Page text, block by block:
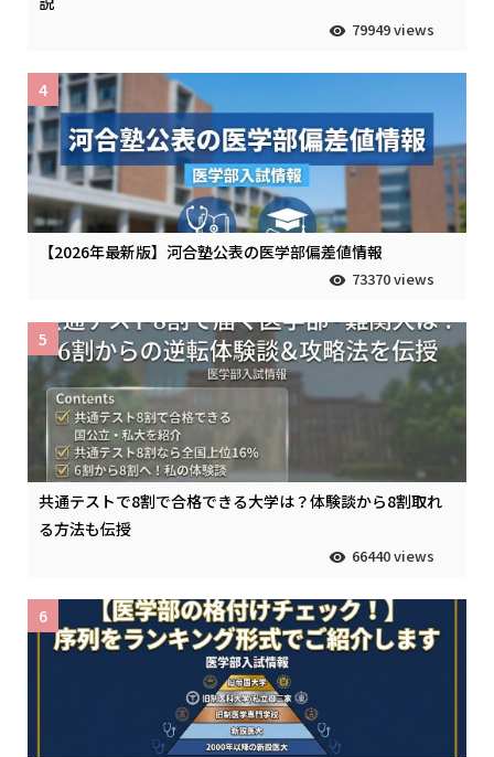
79949 views
【2026年最新版】河合塾公表の医学部偏差値情報
73370 views
4
共通テストで8割で合格できる大学は？体験談から8割取れ
る方法も伝授
66440 views
5
6